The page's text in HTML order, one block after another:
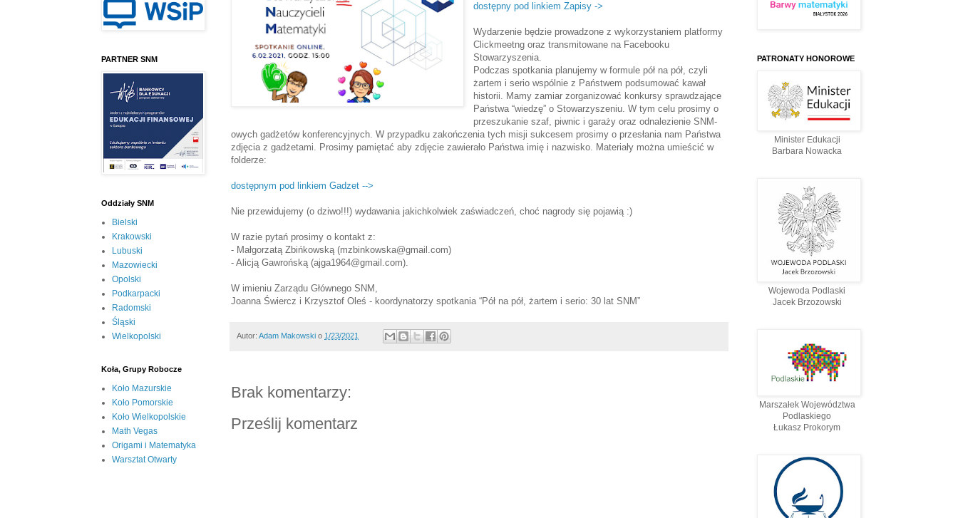
dostępny pod linkiem Zapisy ->
Wydarzenie będzie prowadzone z wykorzystaniem platformy
Clickmeetng oraz transmitowane na Facebooku
Stowarzyszenia.
Podczas spotkania planujemy w formule pół na pół, czyli
żartem i serio wspólnie z Państwem podsumować kawał
historii. Mamy zamiar zorganizować konkursy sprawdzające
Państwa “wiedzę” o Stowarzyszeniu. W tym celu prosimy o
przeszukanie szaf, piwnic i garaży oraz odnalezienie SNM-
owych gadżetów konferencyjnych. W przypadku zakończenia tych misji sukcesem prosimy o przesłania nam Państwa
zdjęcia z gadżetami. Prosimy pamiętać aby zdjęcie zawierało Państwa imię i nazwisko. Materiały można umieścić w
folderze:
dostępnym pod linkiem Gadzet -->
Nie przewidujemy (o dziwo!!!) wydawania jakichkolwiek zaświadczeń, choć nagrody się pojawią :)
W razie pytań prosimy o kontakt z:
- Małgorzatą Zbińkowską (mzbinkowska@gmail.com)
- Alicją Gawrońską (ajga1964@gmail.com).
W imieniu Zarządu Głównego SNM,
Joanna Świercz i Krzysztof Oleś - koordynatorzy spotkania “Pół na pół, żartem i serio: 30 lat SNM”
Autor: Adam Makowski o 1/23/2021
Brak komentarzy:
Prześlij komentarz
PARTNER SNM
Oddziały SNM
Bielski
Krakowski
Lubuski
Mazowiecki
Opolski
Podkarpacki
Radomski
Śląski
Wielkopolski
Koła, Grupy Robocze
Koło Mazurskie
Koło Pomorskie
Koło Wielkopolskie
Math Vegas
Origami i Matematyka
Warsztat Otwarty
PATRONATY HONOROWE
Minister Edukacji
Barbara Nowacka
Wojewoda Podlaski
Jacek Brzozowski
Marszałek Województwa
Podlaskiego
Łukasz Prokorym